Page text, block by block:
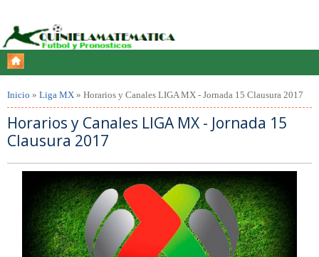
Inicio » Liga MX » Horarios y Canales LIGA MX - Jornada 15 Clausura 2017
Horarios y Canales LIGA MX - Jornada 15
Clausura 2017